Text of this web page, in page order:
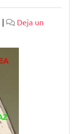
|
Deja un